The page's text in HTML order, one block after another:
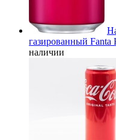
газированный
наличии